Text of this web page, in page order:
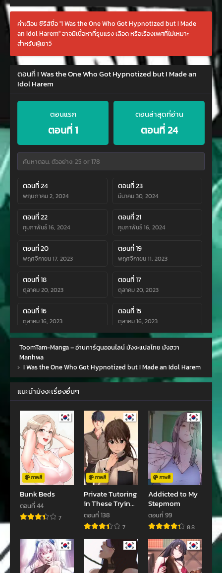
คำเตือน ซีรีส์ชื่อ "I Was the One Who Got Hypnotized but I Made
an Idol Harem" อาจมีเนื้อหาที่รุนแรง เลือด หรือเรื่องเพศที่ไม่เหมาะ
สำหรับผู้เยาว์
ตอนที่ I Was the One Who Got Hypnotized but I Made an
Idol Harem
ตอนแรก
ตอนที่ 1
ตอนล่าสุดที่อ่าน
ตอนที่ 24
ตอนที่ 24
พฤษภาคม 2, 2024
ตอนที่ 23
มีนาคม 30, 2024
ตอนที่ 22
กุมภาพันธ์ 16, 2024
ตอนที่ 21
กุมภาพันธ์ 16, 2024
ตอนที่ 20
พฤศจิกายน 17, 2023
ตอนที่ 19
พฤศจิกายน 11, 2023
ตอนที่ 18
ตุลาคม 20, 2023
ตอนที่ 17
ตุลาคม 20, 2023
ตอนที่ 16
ตุลาคม 16, 2023
ตอนที่ 15
ตุลาคม 16, 2023
ตอนที่ 14
ตุลาคม 12, 2023
ตอนที่ 13
กันยายน 11, 2023 กันยายน 8, 2023
กันยายน 2, 2023 กันยายน 2, 2023
ตอนที่ 8
สิงหาคม 28, 2023
ตอนที่ 7
สิงหาคม 20, 2023
ตอนที่ 6
สิงหาคม 20, 2023
ตอนที่ 5
สิงหาคม 6, 2023
ตอนที่ 4
สิงหาคม 6, 2023
ตอนที่ 3
กรกฎาคม 23, 2023
กรกฎาคม 21, 2023
ตอนที่ 1
กรกฎาคม 20, 2023
ToomTam-Manga – อ่านการ์ตูนออนไลน์ มังงะแปลไทย มังฮวา
Manhwa
› I Was the One Who Got Hypnotized but I Made an Idol Harem
แนะนำมังงะเรื่องอื่นๆ
ภาพสี
Bunk Beds
ตอนที่ 44
7
ภาพสี
Private Tutoring
in These Trying
Times
ตอนที่ 138
7
ภาพสี
Addicted to My
Stepmom
ตอนที่ 99
8.8